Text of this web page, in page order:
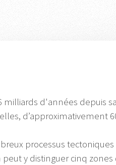
d'années depuis
d’approximativement
processus
y distinguer cinq zones